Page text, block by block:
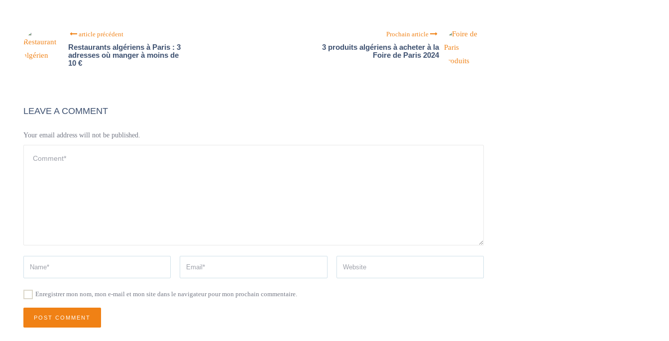
article précédent
Restaurants algériens à Paris : 3
adresses où manger à moins de
10 €
Prochain article
3 produits algériens à acheter à la
Foire de Paris 2024
LEAVE A COMMENT
Your email address will not be published.
Enregistrer mon nom, mon e-mail et mon site dans le navigateur pour mon prochain commentaire.